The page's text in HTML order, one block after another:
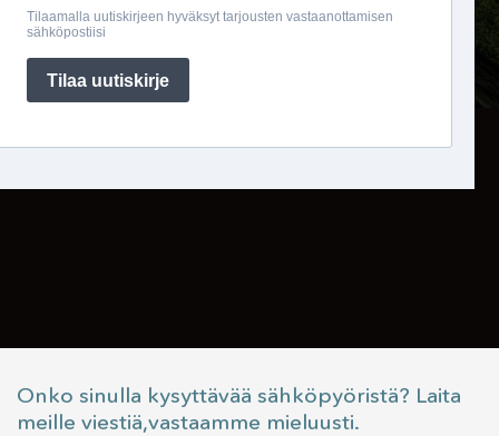
Onko sinulla kysyttävää sähköpyöristä? Laita
meille viestiä,vastaamme mieluusti.